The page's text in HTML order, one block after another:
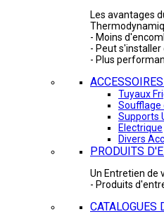
Les avantages
- Moins
- Peut s'installer
- Plus
Tuyaux
Soufflage
Supports
Electrique
Divers
PRODUITS
Un Entretien de
- Produits
CATALOGUES